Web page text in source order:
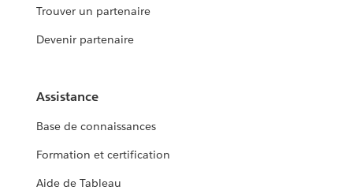
Trouver un partenaire
Devenir partenaire
Assistance
Base de connaissances
Formation et certification
Aide de Tableau